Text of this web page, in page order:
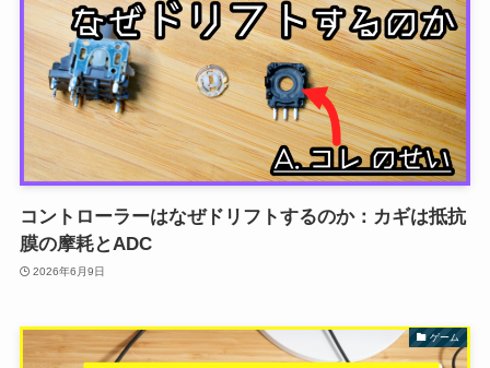
コントローラーはなぜドリフトするのか：カギは抵抗
膜の摩耗とADC
2026年6月9日
ゲーム